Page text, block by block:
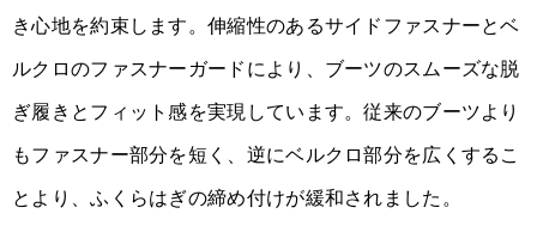
き心地を約束します。伸縮性のあるサイドファスナーとベ
ルクロのファスナーガードにより、ブーツのスムーズな脱
ぎ履きとフィット感を実現しています。従来のブーツより
もファスナー部分を短く、逆にベルクロ部分を広くするこ
とより、ふくらはぎの締め付けが緩和されました。